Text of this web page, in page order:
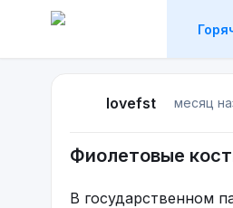
lovefst месяц
Фиолетовые
В государственном